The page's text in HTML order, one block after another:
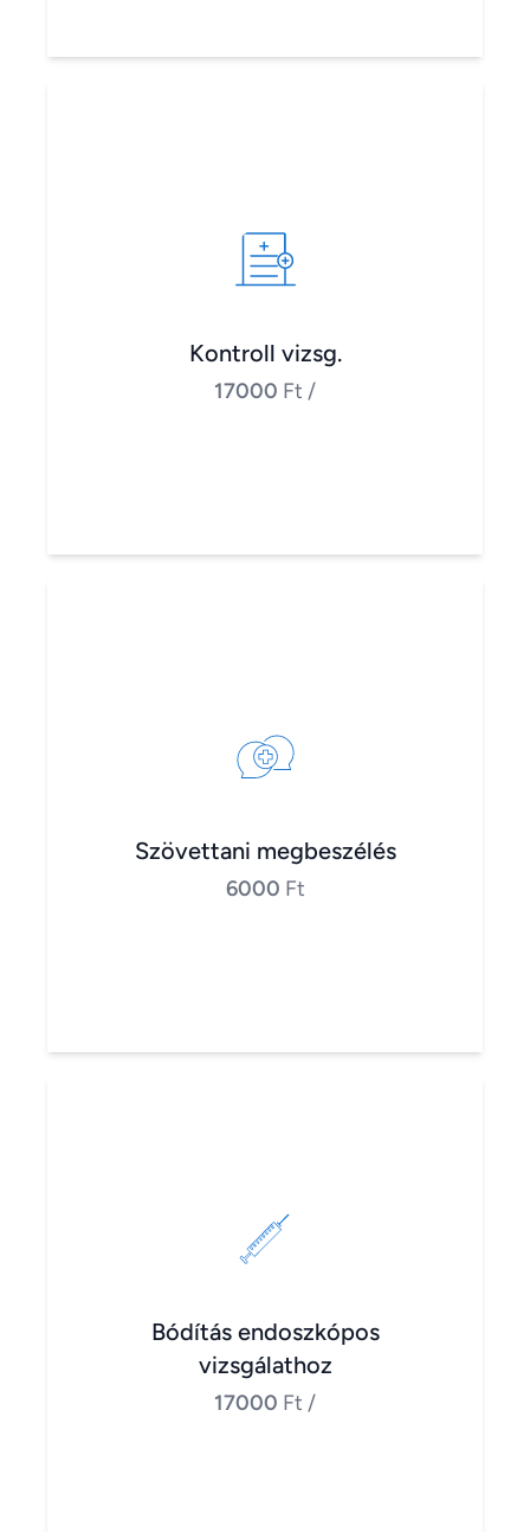
Kontroll vizsg.
17000 Ft /
Szövettani megbeszélés
6000 Ft
Bódítás endoszkópos
vizsgálathoz
17000 Ft /